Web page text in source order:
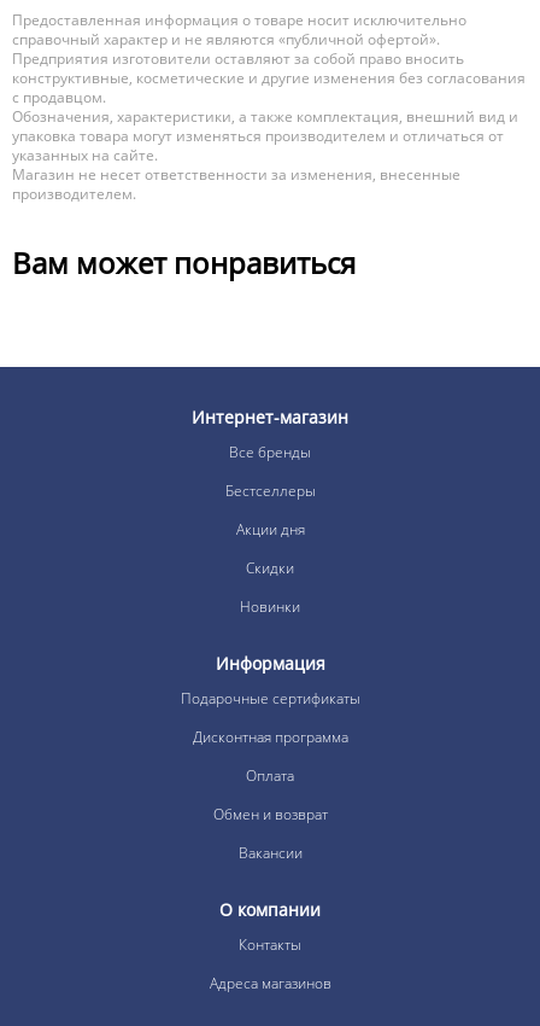
Предоставленная информация о товаре носит исключительно
справочный характер и не являются «публичной офертой».
Предприятия изготовители оставляют за собой право вносить
конструктивные, косметические и другие изменения без согласования
с продавцом.
Обозначения, характеристики, а также комплектация, внешний вид и
упаковка товара могут изменяться производителем и отличаться от
указанных на сайте.
Магазин не несет ответственности за изменения, внесенные
производителем.
Вам может понравиться
Интернет-магазин
Все бренды
Бестселлеры
Акции дня
Скидки
Новинки
Информация
Подарочные сертификаты
Дисконтная программа
Оплата
Обмен и возврат
Вакансии
О компании
Контакты
Адреса магазинов